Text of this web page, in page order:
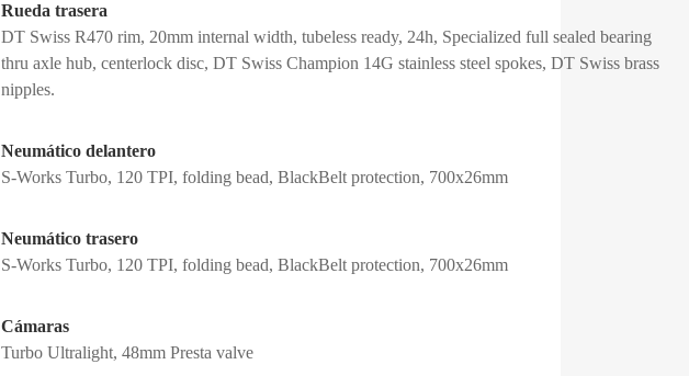
Rueda trasera
DT Swiss R470 rim, 20mm internal width, tubeless ready, 24h, Specialized full sealed bearing
thru axle hub, centerlock disc, DT Swiss Champion 14G stainless steel spokes, DT Swiss brass
nipples.
Neumático delantero
S-Works Turbo, 120 TPI, folding bead, BlackBelt protection, 700x26mm
Neumático trasero
S-Works Turbo, 120 TPI, folding bead, BlackBelt protection, 700x26mm
Cámaras
Turbo Ultralight, 48mm Presta valve